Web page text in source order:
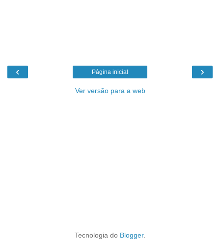
‹ ›
Página inicial
Ver versão para a web
Tecnologia do Blogger.